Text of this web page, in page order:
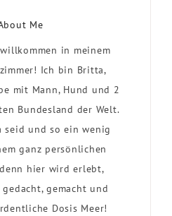
in meinem
Ich bin Britta,
mit Mann, Hund und 2
Bundesland der Welt.
seid und so ein wenig
ganz persönlichen
denn hier wird erlebt,
gemacht und
Dosis Meer!